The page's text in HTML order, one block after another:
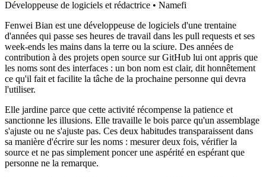
Développeuse de logiciels et rédactrice • Namefi
Fenwei Bian est une développeuse de logiciels d'une trentaine
d'années qui passe ses heures de travail dans les pull requests et ses
week-ends les mains dans la terre ou la sciure. Des années de
contribution à des projets open source sur GitHub lui ont appris que
les noms sont des interfaces : un bon nom est clair, dit honnêtement
ce qu'il fait et facilite la tâche de la prochaine personne qui devra
l'utiliser.
Elle jardine parce que cette activité récompense la patience et
sanctionne les illusions. Elle travaille le bois parce qu'un assemblage
s'ajuste ou ne s'ajuste pas. Ces deux habitudes transparaissent dans
sa manière d'écrire sur les noms : mesurer deux fois, vérifier la
source et ne pas simplement poncer une aspérité en espérant que
personne ne la remarque.